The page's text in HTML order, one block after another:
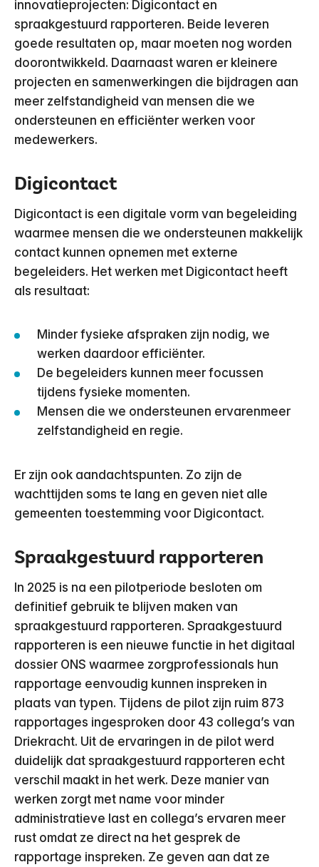
innovatieprojecten: Digicontact en
spraakgestuurd rapporteren. Beide leveren
goede resultaten op, maar moeten nog worden
doorontwikkeld. Daarnaast waren er kleinere
projecten en samenwerkingen die bijdragen aan
meer zelfstandigheid van mensen die we
ondersteunen en efficiënter werken voor
medewerkers.
Digicontact
Digicontact is een digitale vorm van begeleiding
waarmee mensen die we ondersteunen makkelijk
contact kunnen opnemen met externe
begeleiders. Het werken met Digicontact heeft
als resultaat:
Minder fysieke afspraken zijn nodig, we
werken daardoor efficiënter.
De begeleiders kunnen meer focussen
tijdens fysieke momenten.
Mensen die we ondersteunen ervarenmeer
zelfstandigheid en regie.
Er zijn ook aandachtspunten. Zo zijn de
wachttijden soms te lang en geven niet alle
gemeenten toestemming voor Digicontact.
Spraakgestuurd rapporteren
In 2025 is na een pilotperiode besloten om
definitief gebruik te blijven maken van
spraakgestuurd rapporteren. Spraakgestuurd
rapporteren is een nieuwe functie in het digitaal
dossier ONS waarmee zorgprofessionals hun
rapportage eenvoudig kunnen inspreken in
plaats van typen. Tijdens de pilot zijn ruim 873
rapportages ingesproken door 43 collega’s van
Driekracht. Uit de ervaringen in de pilot werd
duidelijk dat spraakgestuurd rapporteren echt
verschil maakt in het werk. Deze manier van
werken zorgt met name voor minder
administratieve last en collega’s ervaren meer
rust omdat ze direct na het gesprek de
rapportage inspreken. Ze geven aan dat ze